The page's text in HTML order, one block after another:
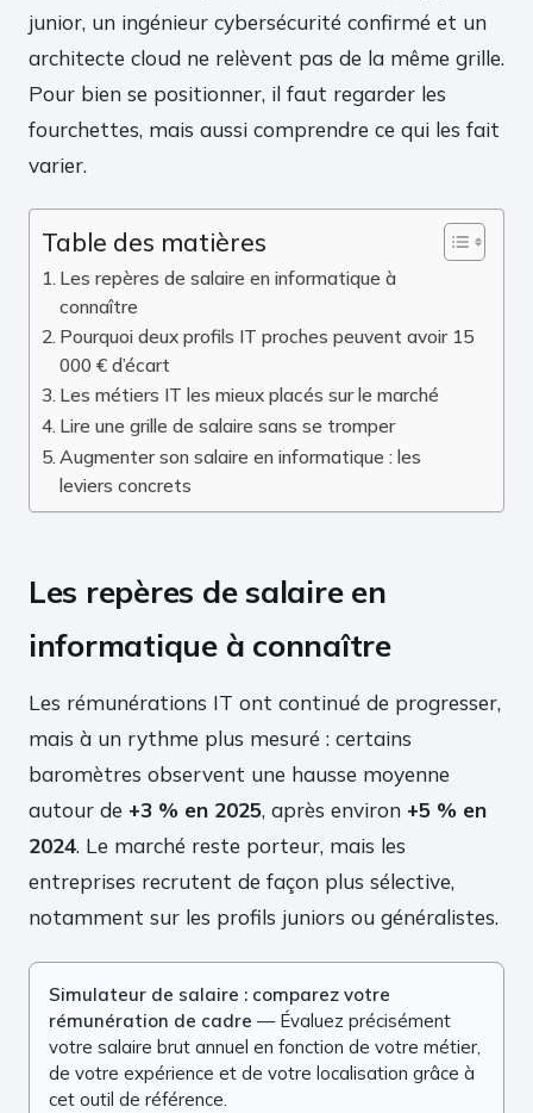
junior, un ingénieur cybersécurité confirmé et un
architecte cloud ne relèvent pas de la même grille.
Pour bien se positionner, il faut regarder les
fourchettes, mais aussi comprendre ce qui les fait
varier.
Table des matières
Les repères de salaire en informatique à
connaître
Pourquoi deux profils IT proches peuvent avoir 15
000 € d’écart
Les métiers IT les mieux placés sur le marché
Lire une grille de salaire sans se tromper
Augmenter son salaire en informatique : les
leviers concrets
Les repères de salaire en
informatique à connaître
Les rémunérations IT ont continué de progresser,
mais à un rythme plus mesuré : certains
baromètres observent une hausse moyenne
autour de +3 % en 2025, après environ +5 % en
2024. Le marché reste porteur, mais les
entreprises recrutent de façon plus sélective,
notamment sur les profils juniors ou généralistes.
Simulateur de salaire : comparez votre
rémunération de cadre — Évaluez précisément
votre salaire brut annuel en fonction de votre métier,
de votre expérience et de votre localisation grâce à
cet outil de référence.